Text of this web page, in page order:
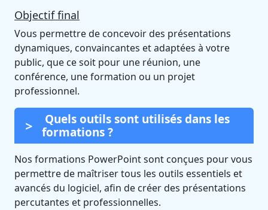
Objectif final
Vous permettre de concevoir des présentations
dynamiques, convaincantes et adaptées à votre
public, que ce soit pour une réunion, une
conférence, une formation ou un projet
professionnel.
Quels outils sont utilisés dans les
formations ?
Nos formations PowerPoint sont conçues pour vous
permettre de maîtriser tous les outils essentiels et
avancés du logiciel, afin de créer des présentations
percutantes et professionnelles.